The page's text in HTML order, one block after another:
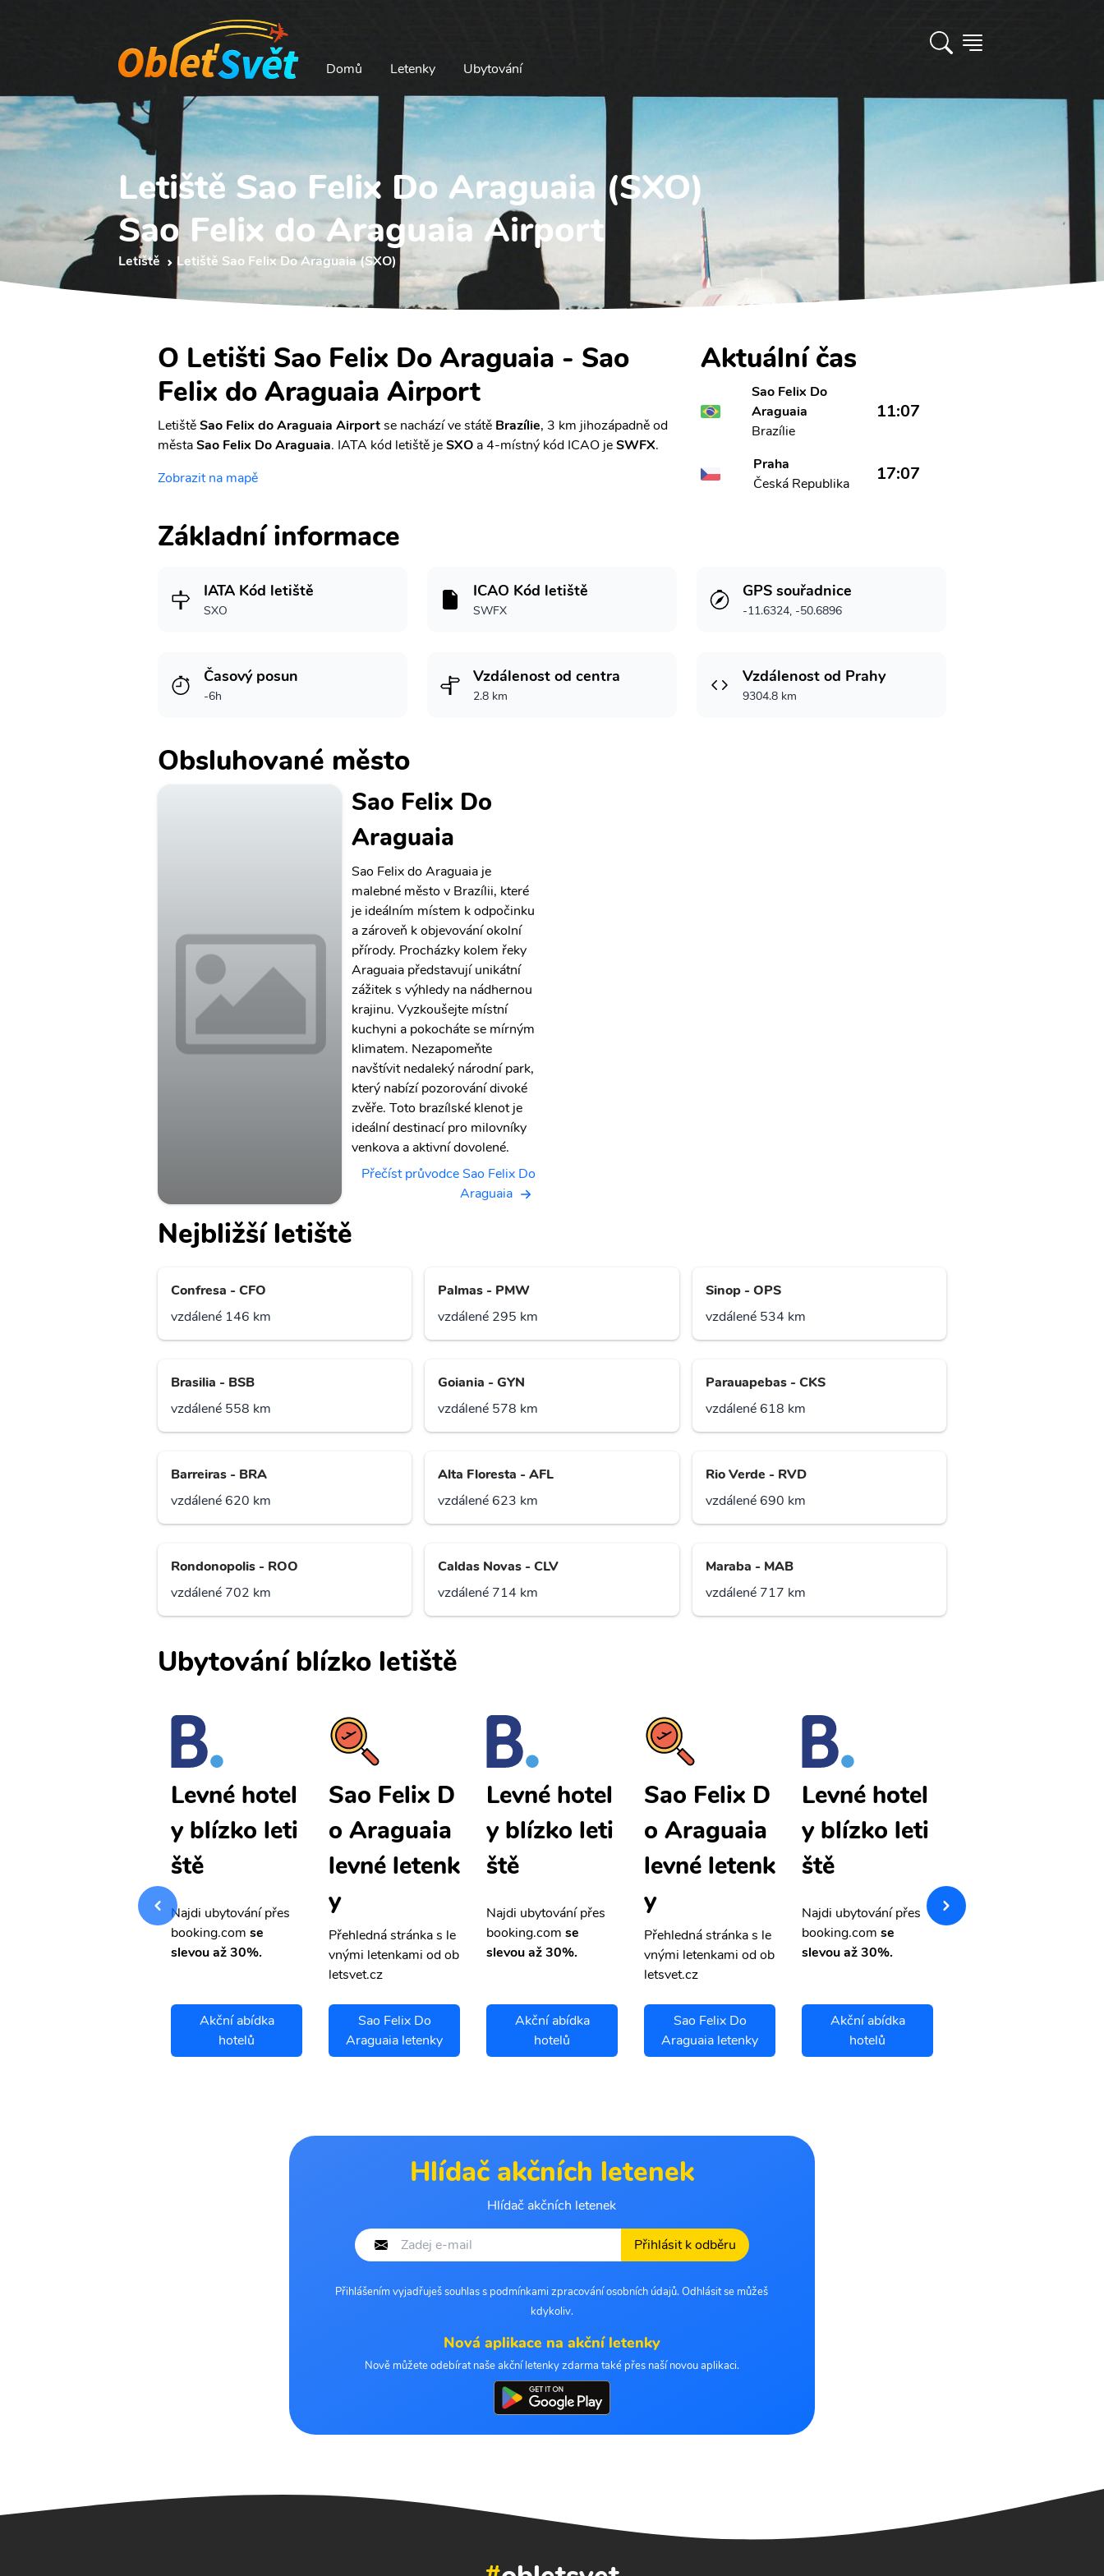
Domů Letenky Ubytování
Letiště Sao Felix Do Araguaia (SXO)
Sao Felix do Araguaia Airport
Letiště Letiště Sao Felix Do Araguaia (SXO)
O Letišti Sao Felix Do Araguaia - Sao
Felix do Araguaia Airport
LetištěSao Felix do Araguaia Airportse nachází ve státě Brazílie, 3 km jihozápadně od
městaSao Felix Do Araguaia. IATA kód letiště jeSXO a 4-místný kód ICAO jeSWFX.
Zobrazit na mapě
Aktuální čas
Sao Felix Do
Araguaia
Brazílie
11:07
Praha
Česká Republika
17:07
Základní informace
IATA Kód letiště
SXO
ICAO Kód letiště
SWFX
GPS souřadnice
-11.6324, -50.6896
Časový posun
-6h
Vzdálenost od centra
2.8 km
Vzdálenost od Prahy
9304.8 km
Obsluhované město
Sao Felix Do
Araguaia
Sao Felix do Araguaia je
malebné město v Brazílii, které
je ideálním místem k odpočinku
a zároveň k objevování okolní
přírody. Procházky kolem řeky
Araguaia představují unikátní
zážitek s výhledy na nádhernou
krajinu. Vyzkoušejte místní
kuchyni a pokocháte se mírným
klimatem. Nezapomeňte
navštívit nedaleký národní park,
který nabízí pozorování divoké
zvěře. Toto brazílské klenot je
ideální destinací pro milovníky
venkova a aktivní dovolené.
Přečíst průvodce Sao Felix Do
Araguaia
Nejbližší letiště
Confresa - CFO
vzdálené 146 km
Palmas - PMW
vzdálené 295 km
Sinop - OPS
vzdálené 534 km
Brasilia - BSB
vzdálené 558 km
Goiania - GYN
vzdálené 578 km
Parauapebas - CKS
vzdálené 618 km
Barreiras - BRA
vzdálené 620 km
Alta Floresta - AFL
vzdálené 623 km
Rio Verde - RVD
vzdálené 690 km
Rondonopolis - ROO
vzdálené 702 km
Caldas Novas - CLV
vzdálené 714 km
Maraba - MAB
vzdálené 717 km
Ubytování blízko letiště
Levné hotel
y blízko leti
ště
Najdi ubytování přes
booking.com se
slevou až 30%.
Akční abídka
hotelů
Sao Felix D
o Araguaia
levné letenk
y
Přehledná stránka s le
vnými letenkami od ob
letsvet.cz
Sao Felix Do
Araguaia letenky
Levné hotel
y blízko leti
ště
Najdi ubytování přes
booking.com se
slevou až 30%.
Akční abídka
hotelů
Sao Felix D
o Araguaia
levné letenk
y
Přehledná stránka s le
vnými letenkami od ob
letsvet.cz
Sao Felix Do
Araguaia letenky
Levné hotel
y blízko leti
ště
Najdi ubytování přes
booking.com se
slevou až 30%.
Akční abídka
hotelů
y
Hlídač akčních letenek
Hlídač akčních letenek
Přihlásit k odběru
Přihlášením vyjadřuješ souhlas s podmínkami zpracování osobních údajů. Odhlásit se můžeš
kdykoliv.
Nová aplikace na akční letenky
Nově můžete odebírat naše akční letenky zdarma také přes naší novou aplikaci.